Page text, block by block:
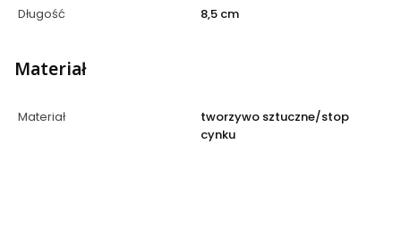
Długość
8,5 cm
Materiał
Materiał
tworzywo sztuczne/stop
cynku